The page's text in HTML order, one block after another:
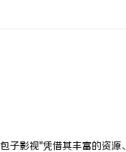
子影视"凭借其丰富的资源、